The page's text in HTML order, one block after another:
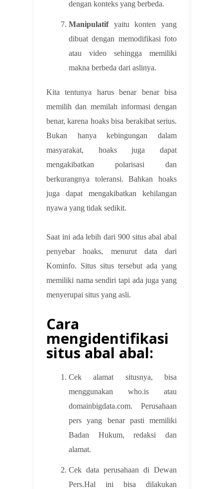
dengan konteks yang berbeda.
Manipulatif yaitu konten yang
dibuat dengan memodifikasi foto
atau video sehingga memiliki
makna berbeda dari aslinya.
Kita tentunya harus benar benar bisa
memilih dan memilah informasi dengan
benar, karena hoaks bisa berakibat serius.
Bukan hanya kebingungan dalam
masyarakat, hoaks juga dapat
mengakibatkan polarisasi dan
berkurangnya toleransi. Bahkan hoaks
juga dapat mengakibatkan kehilangan
nyawa yang tidak sedikit.
Saat ini ada lebih dari 900 situs abal abal
penyebar hoaks, menurut data dari
Kominfo. Situs situs tersebut ada yang
memiliki nama sendiri tapi ada juga yang
menyerupai situs yang asli.
Cara
mengidentifikasi
situs abal abal:
Cek alamat situsnya, bisa
menggunakan who.is atau
domainbigdata.com. Perusahaan
pers yang benar pasti memiliki
Badan Hukum, redaksi dan
alamat.
Cek data perusahaan di Dewan
Pers.Hal ini bisa dilakukan